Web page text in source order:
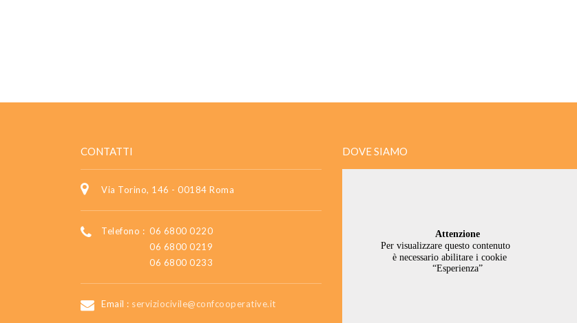
CONTATTI
Via Torino, 146 - 00184 Roma
Telefono : 06 6800 0220
06 6800 0219
06 6800 0233
Email : serviziocivile@confcooperative.it
DOVE SIAMO